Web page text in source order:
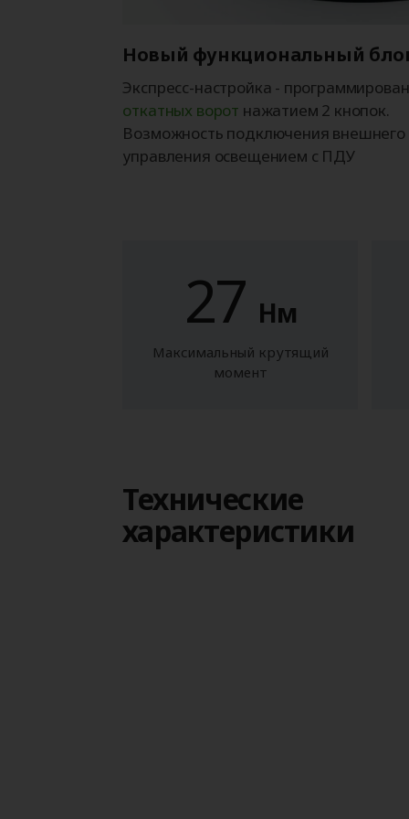
Новый функциональный
Экспресс-настройка -
откатных ворот нажатием 2 кнопок.
Возможность подключения
управления освещением с ПДУ
27 Нм
Максимальный крутящий
момент
Технические
характеристики